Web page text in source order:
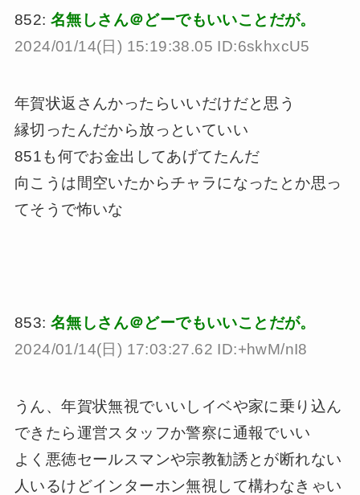
852: 名無しさん＠どーでもいいことだが。
2024/01/14(日) 15:19:38.05 ID:6skhxcU5
年賀状返さんかったらいいだけだと思う
縁切ったんだから放っといていい
851も何でお金出してあげてたんだ
向こうは間空いたからチャラになったとか思っ
てそうで怖いな
853: 名無しさん＠どーでもいいことだが。
2024/01/14(日) 17:03:27.62 ID:+hwM/nI8
うん、年賀状無視でいいしイベや家に乗り込ん
できたら運営スタッフか警察に通報でいい
よく悪徳セールスマンや宗教勧誘とが断れない
人いるけどインターホン無視して構わなきゃい